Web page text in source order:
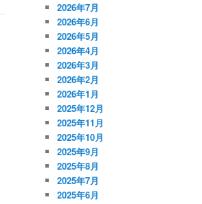
2026年7月
2026年6月
2026年5月
2026年4月
2026年3月
2026年2月
2026年1月
2025年12月
2025年11月
2025年10月
2025年9月
2025年8月
2025年7月
2025年6月